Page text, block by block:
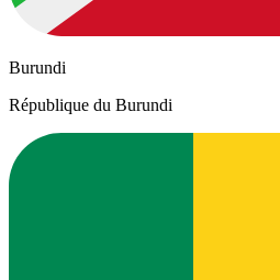
Burundi
République du Burundi